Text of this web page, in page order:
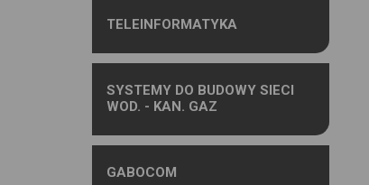
TELEINFORMATYKA
SYSTEMY DO BUDOWY SIECI
WOD. - KAN. GAZ
GABOCOM